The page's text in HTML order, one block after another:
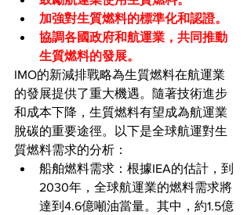
加強對生質燃料的標準化和認證。
協調各國政府和航運業，共同推動
生質燃料的發展。
IMO的新減排戰略為生質燃料在航運業
的發展提供了重大機遇。隨著技術進步
和成本下降，生質燃料有望成為航運業
脫碳的重要途徑。以下是全球航運對生
質燃料需求的分析：
船舶燃料需求：根據IEA的估計，到
2030年，全球航運業的燃料需求將
達到4.6億噸油當量。其中，約1.5億